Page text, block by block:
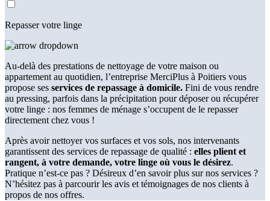
Repasser votre linge
Au-delà des prestations de nettoyage de votre maison ou
appartement au quotidien, l’entreprise MerciPlus à Poitiers vous
propose ses services de repassage à domicile. Fini de vous rendre
au pressing, parfois dans la précipitation pour déposer ou récupérer
votre linge : nos femmes de ménage s’occupent de le repasser
directement chez vous !
Après avoir nettoyer vos surfaces et vos sols, nos intervenants
garantissent des services de repassage de qualité : elles plient et
rangent, à votre demande, votre linge où vous le désirez.
Pratique n’est-ce pas ? Désireux d’en savoir plus sur nos services ?
N’hésitez pas à parcourir les avis et témoignages de nos clients à
propos de nos offres.